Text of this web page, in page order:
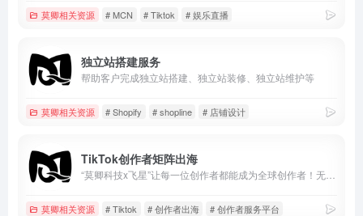
莫卿相关资源 # MCN # Tiktok # 娱乐直播
独立站搭建服务
帮助客户完成独立站搭建、独立站装修、独立站维护等
莫卿相关资源 # Shopify # shopline # 店铺设计
TikTok创作者矩阵出海
莫卿相关资源 # Tiktok # 创作者出海 # 创作者服务平台